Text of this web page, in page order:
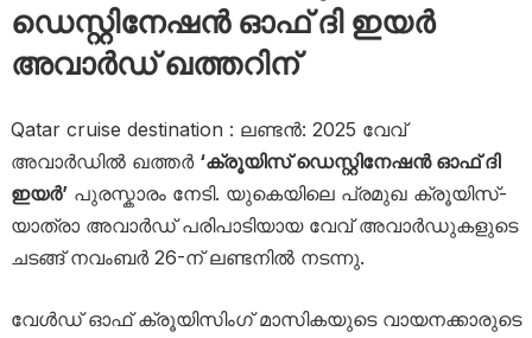
ഡെസ്റ്റിനേഷൻ ഓഫ് ദി ഇയർ
അവാർഡ് ഖത്തറിന്
Qatar cruise destination : ലണ്ടൻ: 2025 വേവ്
അവാർഡിൽ ഖത്തർ ‘ക്രൂയിസ് ഡെസ്റ്റിനേഷൻ ഓഫ് ദി
ഇയർ’പുരസ്കാരം നേടി. യുകെയിലെ പ്രമുഖ ക്രൂയിസ്-
യാത്രാ അവാർഡ് പരിപാടിയായ വേവ് അവാർഡുകളുടെ
ചടങ്ങ് നവംബർ 26-ന് ലണ്ടനിൽ നടന്നു.
വേൾഡ് ഓഫ് ക്രൂയിസിംഗ് മാസികയുടെ വായനക്കാരുടെ